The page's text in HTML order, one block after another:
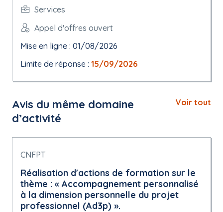
Services
Appel d'offres ouvert
Mise en ligne : 01/08/2026
Limite de réponse : 15/09/2026
Avis du même domaine
d’activité
Voir tout
CNFPT
Réalisation d'actions de formation sur le
thème : « Accompagnement personnalisé
à la dimension personnelle du projet
professionnel (Ad3p) ».